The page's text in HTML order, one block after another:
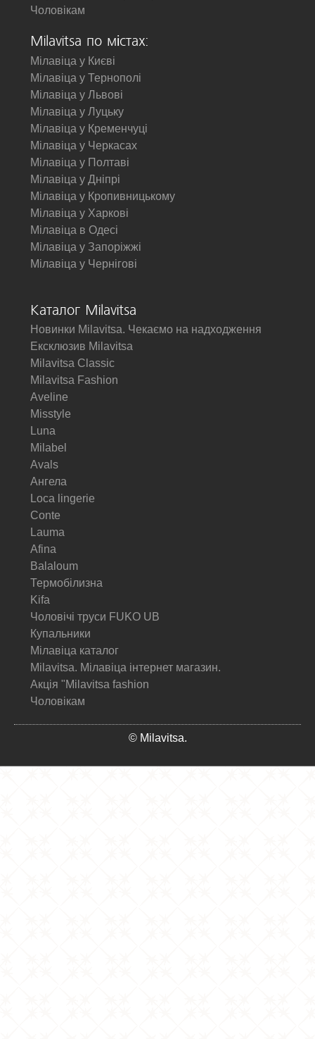
Чоловікам
Milavitsa по містах:
Мілавіца у Києві
Мілавіца у Тернополі
Мілавіца у Львові
Мілавіца у Луцьку
Мілавіца у Кременчуці
Мілавіца у Черкасах
Мілавіца у Полтаві
Мілавіца у Дніпрі
Мілавіца у Кропивницькому
Мілавіца у Харкові
Мілавіца в Одесі
Мілавіца у Запоріжжі
Мілавіца у Чернігові
Каталог Milavitsa
Новинки Milavitsa. Чекаємо на надходження
Ексклюзив Milavitsa
Milavitsa Classic
Milavitsa Fashion
Aveline
Misstyle
Luna
Milabel
Avals
Ангела
Loca lingerie
Conte
Lauma
Afina
Balaloum
Термобілизна
Kifa
Чоловічі труси FUKO UB
Купальники
Мілавіца каталог
Milavitsa. Мілавіца інтернет магазин.
Акція "Milavitsa fashion
Чоловікам
© Milavitsa.